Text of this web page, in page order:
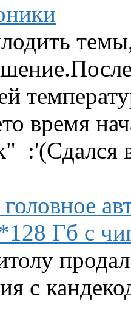
время
:'(Сдался
Гб с
с